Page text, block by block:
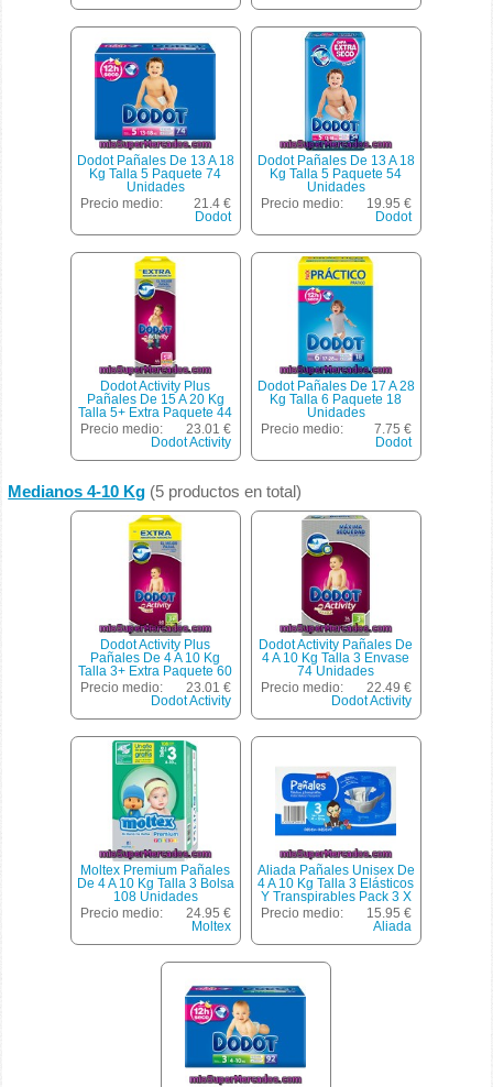
Dodot Pañales De 13 A 18
Kg Talla 5 Paquete 74
Unidades
Precio medio:
21.4 €
Dodot
Dodot Pañales De 13 A 18
Kg Talla 5 Paquete 54
Unidades
Precio medio:
19.95 €
Dodot
Dodot Activity Plus
Pañales De 15 A 20 Kg
Talla 5+ Extra Paquete 44
Unidades
Precio medio:
23.01 €
Dodot Activity
Dodot Pañales De 17 A 28
Kg Talla 6 Paquete 18
Unidades
Precio medio:
7.75 €
Dodot
Medianos 4-10 Kg (5 productos en total)
Dodot Activity Plus
Pañales De 4 A 10 Kg
Talla 3+ Extra Paquete 60
Unidades
Precio medio:
23.01 €
Dodot Activity
Dodot Activity Pañales De
4 A 10 Kg Talla 3 Envase
74 Unidades
Precio medio:
22.49 €
Dodot Activity
Moltex Premium Pañales
De 4 A 10 Kg Talla 3 Bolsa
108 Unidades
Precio medio:
24.95 €
Moltex
Aliada Pañales Unisex De
4 A 10 Kg Talla 3 Elásticos
Y Transpirables Pack 3 X
36 Unidades Caja 108
Precio medio:
15.95 €
Aliada